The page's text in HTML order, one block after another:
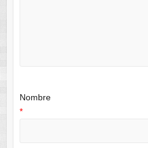
Nombre
*